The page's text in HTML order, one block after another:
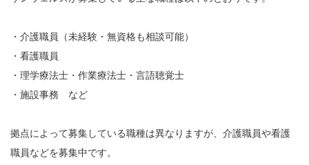
・介護職員（未経験・無資格も相談可能）
・看護職員
・理学療法士・作業療法士・言語聴覚士
・施設事務 など
拠点によって募集している職種は異なりますが、介護職員や看護
職員などを募集中です。